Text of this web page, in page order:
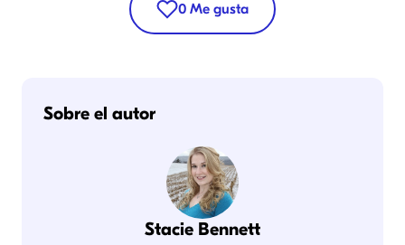
0 Me gusta
Sobre el autor
Stacie Bennett